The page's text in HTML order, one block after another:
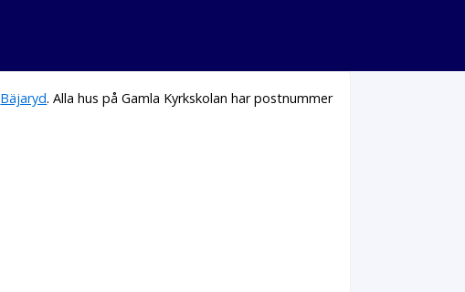
Bäjaryd. Alla hus på Gamla Kyrkskolan har postnummer